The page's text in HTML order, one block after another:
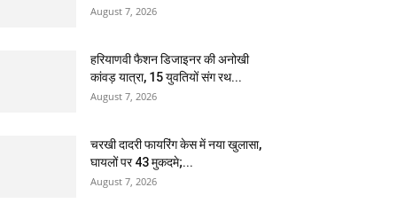
August 7, 2026
हरियाणवी फैशन डिजाइनर की अनोखी
कांवड़ यात्रा, 15 युवतियों संग रथ...
August 7, 2026
चरखी दादरी फायरिंग केस में नया खुलासा,
घायलों पर 43 मुकदमे;...
August 7, 2026